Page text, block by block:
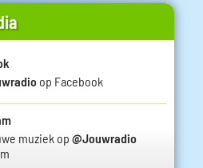
op Facebook
muziek op @Jouwradio